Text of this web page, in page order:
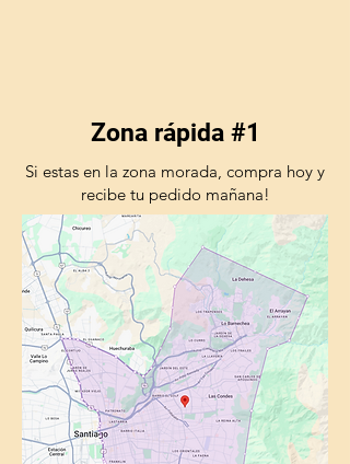
Zona rápida #1
Si estas en la zona morada, compra hoy y
recibe tu pedido mañana!